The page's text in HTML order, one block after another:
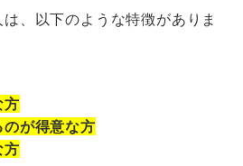
、以下のような特徴がありま
方
のが得意な方
方